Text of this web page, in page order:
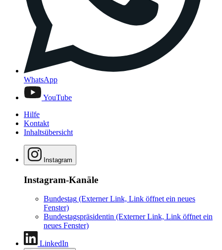
WhatsApp
YouTube
Hilfe
Kontakt
Inhaltsübersicht
Instagram
Instagram-Kanäle
Bundestag (Externer Link, Link öffnet ein neues
Fenster)
Bundestagspräsidentin (Externer Link, Link öffnet ein
neues Fenster)
LinkedIn